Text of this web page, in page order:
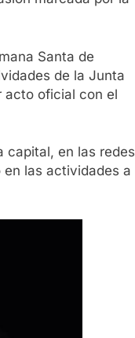
Santa de
de la Junta
acto oficial con el
capital, en las redes
las actividades a